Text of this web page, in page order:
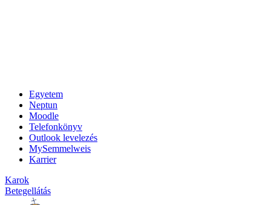
Egyetem
Neptun
Moodle
Telefonkönyv
Outlook levelezés
MySemmelweis
Karrier
Karok
Betegellátás